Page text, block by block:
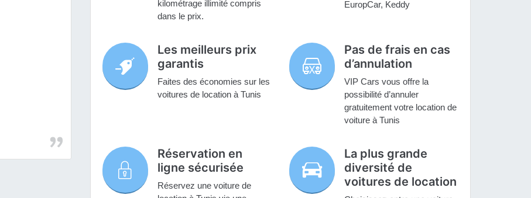
kilométrage illimité compris
dans le prix.
EuropCar, Keddy
Les meilleurs prix
garantis
Faites des économies sur les
voitures de location à Tunis
Pas de frais en cas
d’annulation
VIP Cars vous offre la
possibilité d’annuler
gratuitement votre location de
voiture à Tunis
Réservation en
ligne sécurisée
Réservez une voiture de
La plus grande
diversité de
voitures de location